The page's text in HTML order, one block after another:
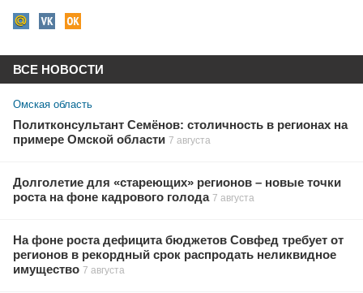
ВСЕ НОВОСТИ
Омская область
Политконсультант Семёнов: столичность в регионах на
примере Омской области 7 августа
Долголетие для «стареющих» регионов – новые точки
роста на фоне кадрового голода 7 августа
На фоне роста дефицита бюджетов Совфед требует от
регионов в рекордный срок распродать неликвидное
имущество 7 августа